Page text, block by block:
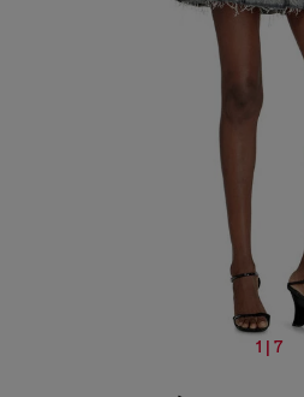
1 | 7